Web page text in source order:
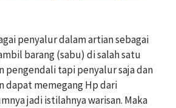
penyalur dalam artian sebagai
barang (sabu) di salah satu
pengendali tapi penyalur saja dan
dapat memegang Hp dari
jadi istilahnya warisan. Maka